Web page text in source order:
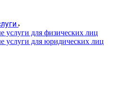
услуги для физических лиц
услуги для юридических лиц